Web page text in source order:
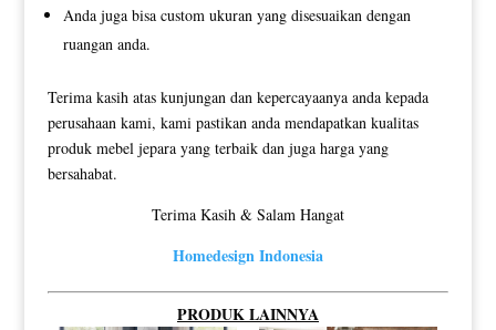
Anda juga bisa custom ukuran yang disesuaikan dengan
ruangan anda.
Terima kasih atas kunjungan dan kepercayaanya anda kepada
perusahaan kami, kami pastikan anda mendapatkan kualitas
produk mebel jepara yang terbaik dan juga harga yang
bersahabat.
Terima Kasih & Salam Hangat
Homedesign Indonesia
PRODUK LAINNYA